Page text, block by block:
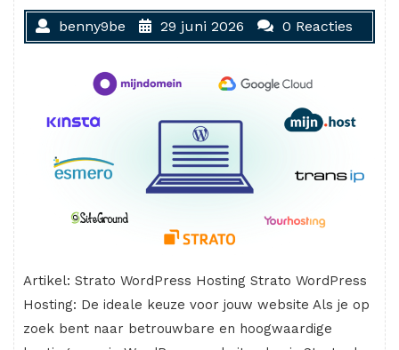
benny9be 29 juni 2026 0 Reacties
Artikel: Strato WordPress Hosting Strato WordPress
Hosting: De ideale keuze voor jouw website Als je op
zoek bent naar betrouwbare en hoogwaardige